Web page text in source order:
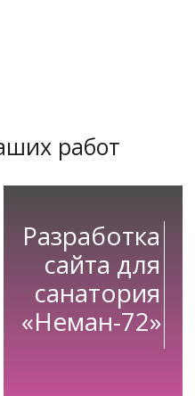
работ
Разработка
сайта для
санатория
«Неман-72»